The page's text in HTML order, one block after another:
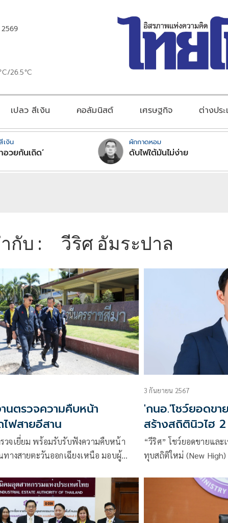
26.5°C
เปลว สีเงิน คอลัมนิสต์ เศรษฐกิจ ต่างประ
เงิน
าอวยกันเถิด’
ผักกาดหอม
ดับไฟใต้มันไม่ง่าย
กับ : วีริศ อัมระปาล
นตรวจความคืบหน้า
ไฟสายอีสาน
วจเยี่ยม พร้อมรับรับฟังความคืบหน้า
ทางสายตะวันออกเฉียงเหนือ มอบผู้
สุด ย้ำเร่งผลักดันอุตสาหกรรมระบบราง
สู่การเป็นศูนย์กลางการขนส่งทางรางใน
3 กันยายน 2567
'กนอ.'โชว์ยอดขา
สร้างสถิตินิวไฮ
“วีริศ” โชว์ยอดขายแล
ทุบสถิติใหม่ (New
ลงทุนต่างชาติ เชื่อแคม
ศักยภาพประเทศ ในฐา